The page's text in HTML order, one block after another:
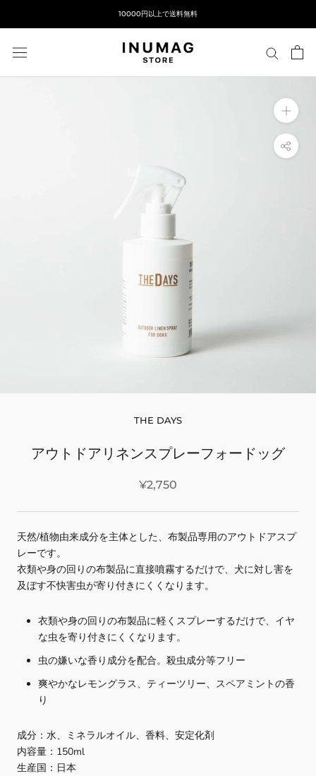
10000円以上で送料無料
THE DAYS
アウトドアリネンスプレーフォードッグ
¥2,750
天然/植物由来成分を主体とした、布製品専用のアウトドアスプ
レーです。
衣類や身の回りの布製品に直接噴霧するだけで、犬に対し害を
及ぼす不快害虫が寄り付きにくくなります。
衣類や身の回りの布製品に軽くスプレーするだけで、イヤ
な虫を寄り付きにくくなります。
虫の嫌いな香り成分を配合。殺虫成分等フリー
爽やかなレモングラス、ティーツリー、スペアミントの香
り
成分：水、ミネラルオイル、香料、安定化剤
内容量：150ml
生産国：日本